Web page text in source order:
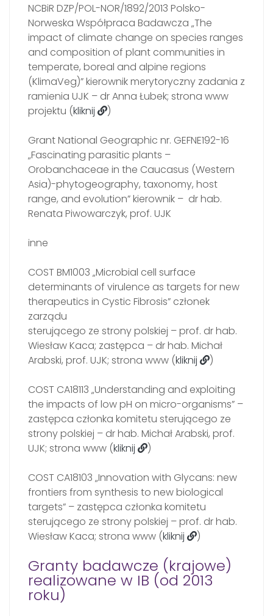
NCBiR DZP/POL-NOR/1892/2013 Polsko-
Norweska Współpraca Badawcza „The
impact of climate change on species ranges
and composition of plant communities in
temperate, boreal and alpine regions
(KlimaVeg)” kierownik merytoryczny zadania z
ramienia UJK – dr Anna Łubek; strona www
projektu (kliknij )
Grant National Geographic nr. GEFNE192-16
„Fascinating parasitic plants –
Orobanchaceae in the Caucasus (Western
Asia)-phytogeography, taxonomy, host
range, and evolution” kierownik – dr hab.
Renata Piwowarczyk, prof. UJK
inne
COST BM1003 „Microbial cell surface
determinants of virulence as targets for new
therapeutics in Cystic Fibrosis” członek
zarządu
sterującego ze strony polskiej – prof. dr hab.
Wiesław Kaca; zastępca – dr hab. Michał
Arabski, prof. UJK; strona www (kliknij )
COST CA18113 „Understanding and exploiting
the impacts of low pH on micro-organisms” –
zastępca członka komitetu sterującego ze
strony polskiej – dr hab. Michał Arabski, prof.
UJK; strona www (kliknij )
COST CA18103 „Innovation with Glycans: new
frontiers from synthesis to new biological
targets” – zastępca członka komitetu
sterującego ze strony polskiej – prof. dr hab.
Wiesław Kaca; strona www (kliknij )
Granty badawcze (krajowe)
realizowane w IB (od 2013
roku)